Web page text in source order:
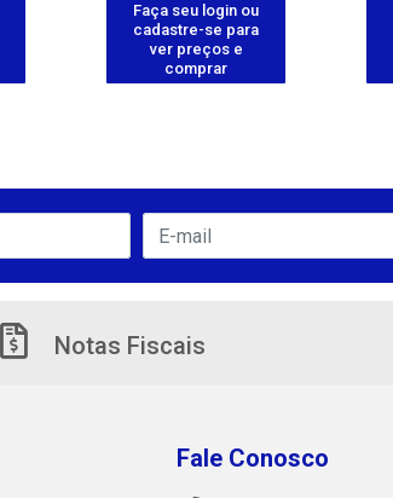
Faça seu login ou
cadastre-se para
ver preços e
comprar
Notas Fiscais
Fale Conosco